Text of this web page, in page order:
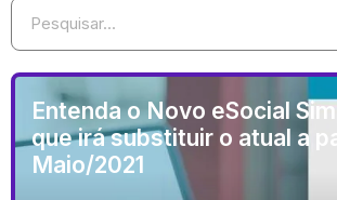
Entenda o Novo eSocial
que irá substituir o atual a
Maio/2021